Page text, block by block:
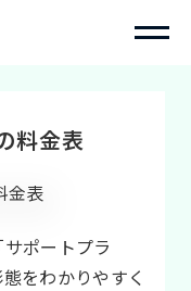
料金表
ポートプラ
をわかりやすく